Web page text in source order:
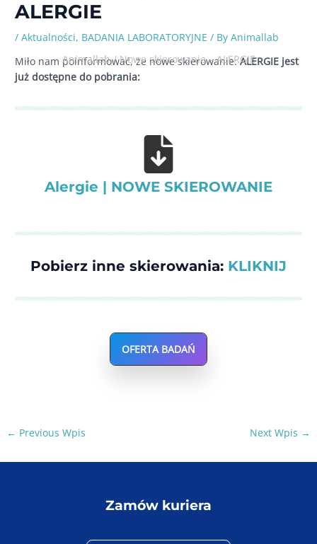
Animallab/Nowe skierowanie – ALERGIE
ALERGIE
/Aktualności, BADANIA LABORATORYJNE / ByAnimallab
Miło nam poinformować, że nowe skierowanie:ALERGIE jest
już dostępne do pobrania:
Alergie | NOWE SKIEROWANIE
Pobierz inne skierowania: KLIKNIJ
OFERTA BADAŃ
Post
← Previous Wpis Next Wpis →
Zamów kuriera